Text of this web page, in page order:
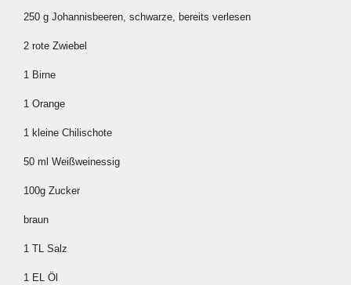
250 g Johannisbeeren, schwarze, bereits verlesen
2 rote Zwiebel
1 Birne
1 Orange
1 kleine Chilischote
50 ml Weißweinessig
100g Zucker
braun
1 TL Salz
1 EL Öl